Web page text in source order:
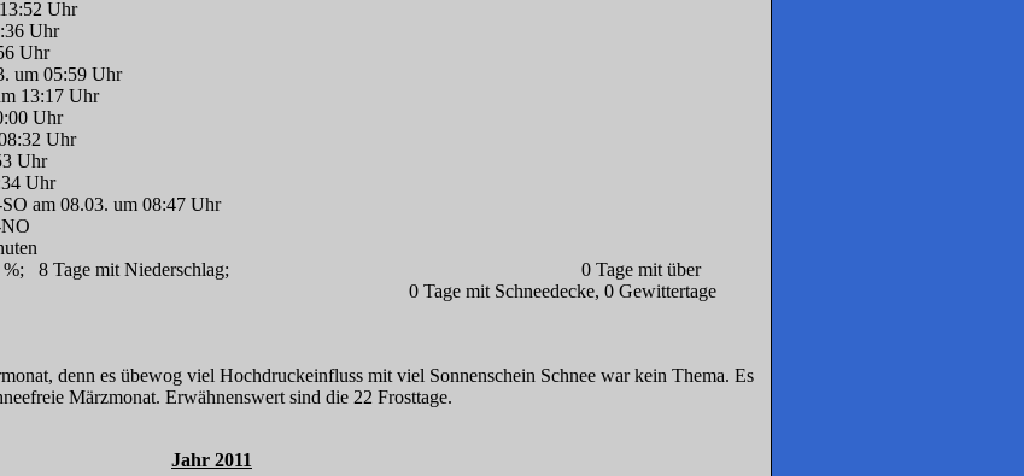
Uhr
Uhr
Uhr
um 05:59 Uhr
13:17 Uhr
Uhr
Uhr
Uhr
Uhr
am 08.03. um 08:47 Uhr
entspr.: 34,6 %; 8 Tage mit Niederschlag; 0 Tage mit über
am 17.03.; 0 Tage mit Schneedecke, 0 Gewittertage
denn es übewog viel Hochdruckeinfluss mit viel Sonnenschein Schnee war kein Thema. Es
Märzmonat. Erwähnenswert sind die 22 Frosttage.
Jahr 2011